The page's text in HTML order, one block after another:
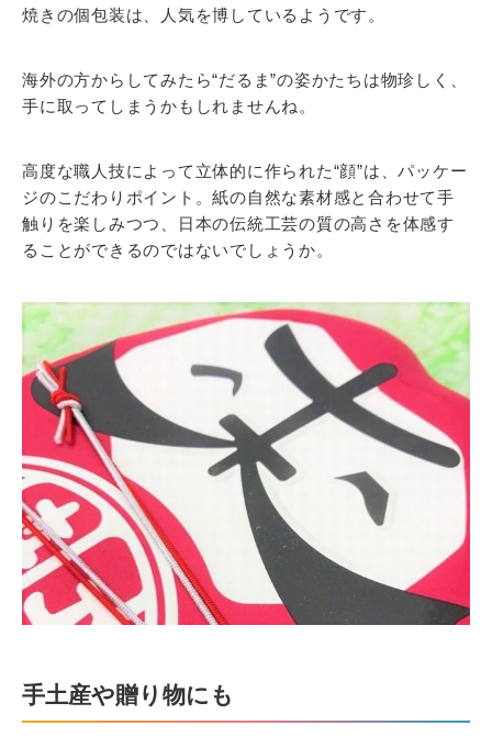
焼きの個包装は、人気を博しているようです。
海外の方からしてみたら“だるま”の姿かたちは物珍しく、
手に取ってしまうかもしれませんね。
高度な職人技によって立体的に作られた“顔”は、パッケー
ジのこだわりポイント。紙の自然な素材感と合わせて手
触りを楽しみつつ、日本の伝統工芸の質の高さを体感す
ることができるのではないでしょうか。
手土産や贈り物にも